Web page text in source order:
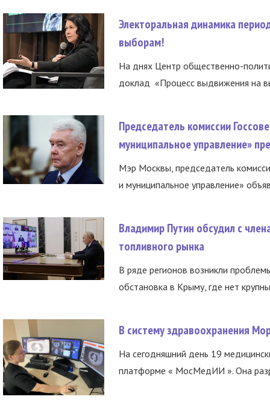
Электоральная динамика
выборам!
На днях Центр общественно-
доклад «Процесс выдвижения на
Председатель комиссии
муниципальное управление»
Мэр Москвы, председатель
и муниципальное управление»
Владимир Путин обсудил с
топливного рынка
В ряде регионов возникли
обстановка в Крыму, где нет
В систему здравоохранения
На сегодняшний день 19
платформе « МосМедИИ ». Она